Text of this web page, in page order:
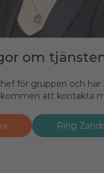
om
för gruppen och har
att kontakta
Ring